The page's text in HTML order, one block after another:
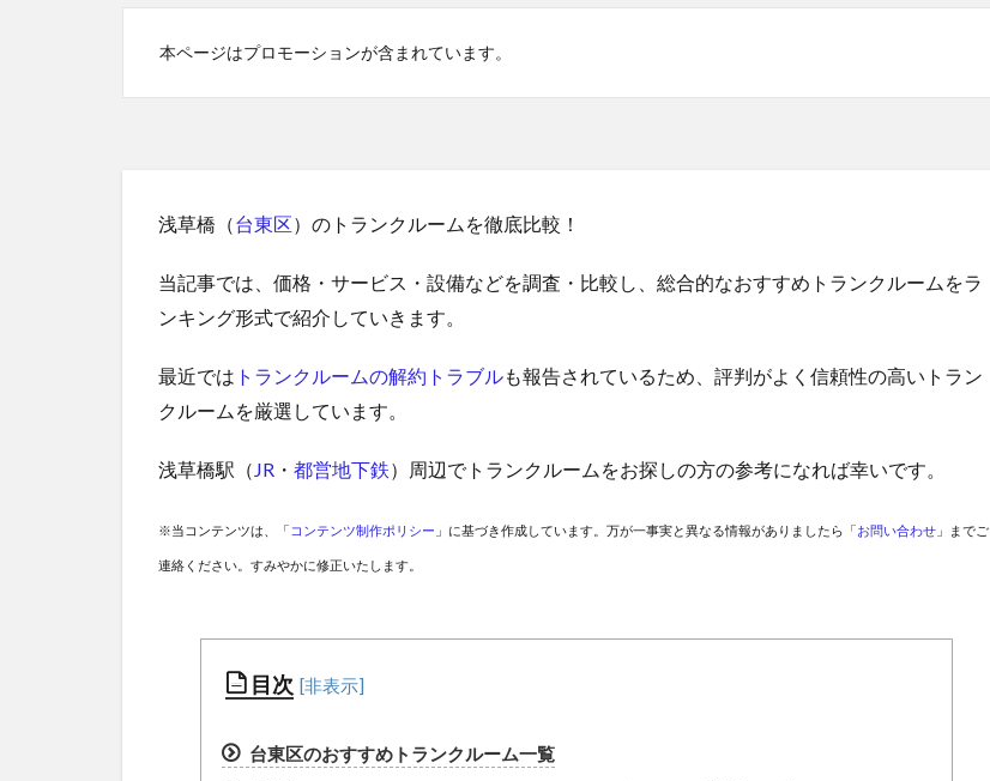
本ページはプロモーションが含まれています。
浅草橋（台東区）のトランクルームを徹底比較！
当記事では、価格・サービス・設備などを調査・比較し、総合的なおすすめトランクルームをラ
ンキング形式で紹介していきます。
最近では トランクルームの解約トラブルも報告されているため、評判がよく信頼性の高いトラン
クルームを厳選しています。
浅草橋駅（ JR ・ 都営地下鉄）周辺でトランクルームをお探しの方の参考になれば幸いです。
※当コンテンツは、「 コンテンツ制作ポリシー 」に基づき作成しています。万が一事実と異なる情報がありましたら「お問い合わせ 」までご
連絡ください。すみやかに修正いたします。
目次
台東区のおすすめトランクルーム一覧